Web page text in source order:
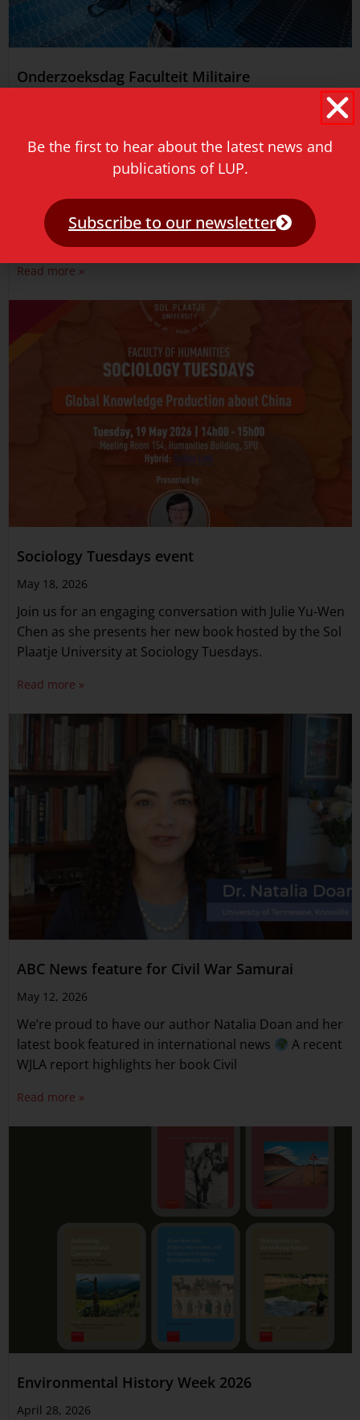
Onderzoeksdag Faculteit Militaire
Gisteren vond de jaarlijkse Onderzoeksdag van de
Faculteit Militaire Wetenschappen plaats.
Onderzoekers, collega’s uit Defensie en partners uit
het hoger onderwijs, bedrijfsleven en maatschappelijke
organisaties kwamen
Read more »
Sociology Tuesdays event
May 18, 2026
Join us for an engaging conversation with Julie Yu-Wen
Chen as she presents her new book hosted by the Sol
Plaatje University at Sociology Tuesdays.
Read more »
ABC News feature for Civil War Samurai
May 12, 2026
We’re proud to have our author Natalia Doan and her
latest book featured in international news
A recent
WJLA report highlights her book Civil
Read more »
Environmental History Week 2026
April 28, 2026
Be the first to hear about the latest news and
publications of LUP.
Subscribe to our newsletter